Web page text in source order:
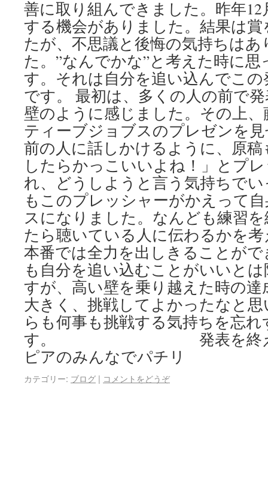
善に取り組んできました。昨年
する機会がありました。結果は
たが、不思議と後悔の気持ちは
た。”なんでかな”と考えた時に
す。それは自分を追い込んでこ
です。 最初は、多くの人の前で
壁のように感じました。その上
ティーブジョブスのプレゼンを
前の人に話しかけるように、原
したらかっこいいよね！」とプ
れ、どうしようと言う気持ちで
もこのプレッシャーがかえって
スになりました。なんども練習
たら聴いている人に伝わるかを
本番では全力を出しきることが
も自分を追い込むことがいいと
すが、高い壁を乗り越えた時の
大きく、挑戦してよかったなと
らも何事も挑戦する気持ちを忘
す。 発表を終えて
ピアのみんなでパチリ
カテゴリー: ブログ | コメントをどうぞ